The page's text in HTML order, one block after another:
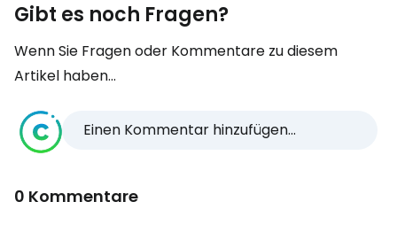
Gibt es noch Fragen?
Wenn Sie Fragen oder Kommentare zu diesem
Artikel haben...
Einen Kommentar hinzufügen...
0 Kommentare